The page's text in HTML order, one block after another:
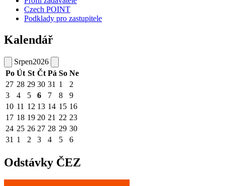
Czech POINT
Podklady pro zastupitele
Kalendář
Srpen2026
Po Út St Čt Pá So Ne
27 28 29 30 31 1
2
3
4 5 6 7 8
9
10 11 12 13 14 15 16
17 18 19 20 21 22 23
24 25 26 27 28 29 30
31 1 2 3 4 5 6
Odstávky ČEZ